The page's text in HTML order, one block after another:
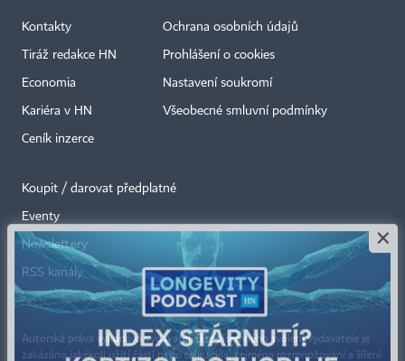
Kontakty
Tiráž redakce HN
Economia
Kariéra v HN
Ceník inzerce
Ochrana osobních údajů
Prohlášení o cookies
Nastavení soukromí
Všeobecné smluvní podmínky
Koupit / darovat předplatné
Eventy
Newslettery
RSS kanály
Autorská práva vykonává vydavatel. Bez písemného svolení vydavatele je
zakázáno jakékoli užití částí nebo celku díla, zejména rozmnožování a šíření
×